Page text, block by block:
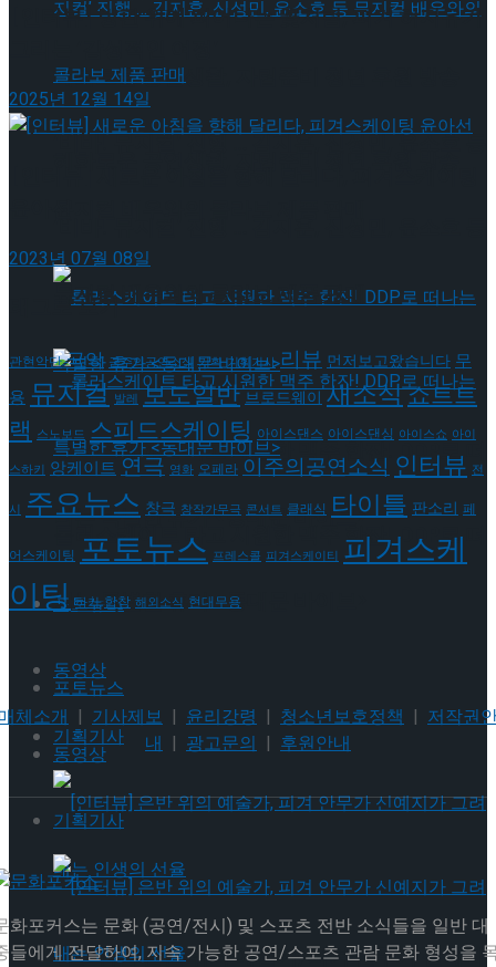
혜화로운 공연생활, 자립준비 청년 후원 방송
‘비바! 뮤지컬’ 진행 … 김지훈, 신성민, 윤소호 등
롤러스케이트 타고 시원한 맥주 한잔! DDP로 떠
나는 특별한 휴가 <동대문 바이브>
포토뉴스
동영상
기획기사
[인터뷰] 은반 위의 예술가, 피겨 안무가 신예지
뮤지컬 배우와의 콜라보 제품 판매
롤러스케이트 타고 시원한 맥주 한잔! DDP로 떠
나는 특별한 휴가 <동대문 바이브>
포토뉴스
동영상
기획기사
[인터뷰] 빙판 위에 피어나는 꽃처럼, 피겨 허지유가
2025년 12월 14일
2023년 07월 08일
태그로 보기
관현악단 국악 금주의공연소식 기획 기획기사 리뷰 먼저보고왔습니다 무
용 뮤지컬 발레 보도일반 브로드웨이 새소식쇼트트
랙 스노보드 스피드스케이팅 아이스댄스 아이스댄싱 아이스쇼 아이
스하키 앙케이트 연극 영화 오페라 이주의공연소식 인터뷰 전
시 주요뉴스 창극 창작가무극 콘서트 클래식 타이틀 판소리 페
어스케이팅 포토뉴스 프레스콜 피겨스케이티 피겨스케
이팅 하키 합창 해외소식 현대무용
체소개 | 기사제보 | 윤리강령 | 청소년보호정책 | 저작권
내 | 광고문의 | 후원안내
화포커스는 문화 (공연/전시) 및 스포츠 전반 소식들을 일반 대
들에게 전달하여, 지속 가능한 공연/스포츠 관람 문화 형성을